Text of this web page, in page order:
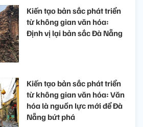
Kiến tạo bản sắc phát triển
từ không gian văn hóa:
Định vị lại bản sắc Đà Nẵng
Kiến tạo bản sắc phát triển
từ không gian văn hóa: Văn
hóa là nguồn lực mới để Đà
Nẵng bứt phá